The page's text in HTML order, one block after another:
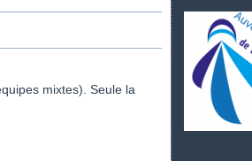
mixtes). Seule la